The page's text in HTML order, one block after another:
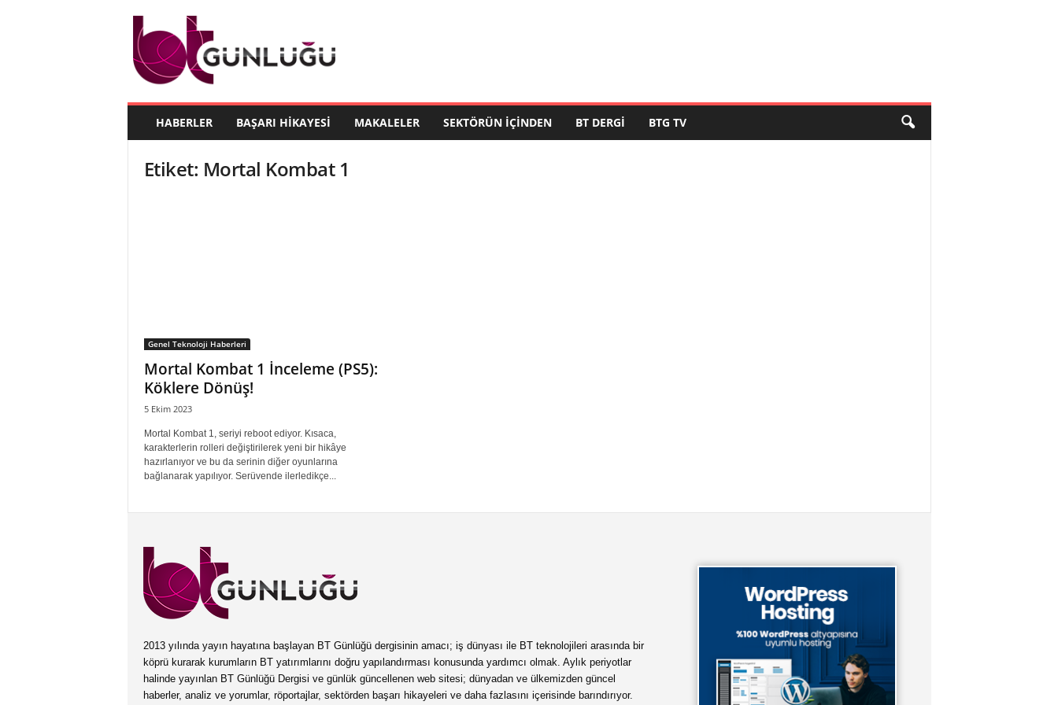
B
HABERLER BAŞARI HIKAYESI MAKALELER SEKTÖRÜN İÇINDEN BT DERGI BTG TV
Etiket: Mortal Kombat 1
Genel Teknoloji Haberleri
Mortal Kombat 1 İnceleme (PS5):
Köklere Dönüş!
5 Ekim 2023
Mortal Kombat 1, seriyi reboot ediyor. Kısaca,
karakterlerin rolleri değiştirilerek yeni bir hikâye
hazırlanıyor ve bu da serinin diğer oyunlarına
bağlanarak yapılıyor. Serüvende ilerledikçe...
2013 yılında yayın hayatına başlayan BT Günlüğü dergisinin amacı; iş dünyası ile BT teknolojileri arasında bir
köprü kurarak kurumların BT yatırımlarını doğru yapılandırması konusunda yardımcı olmak. Aylık periyotlar
halinde yayınlan BT Günlüğü Dergisi ve günlük güncellenen web sitesi; dünyadan ve ülkemizden güncel
haberler, analiz ve yorumlar, röportajlar, sektörden başarı hikayeleri ve daha fazlasını içerisinde barındırıyor.